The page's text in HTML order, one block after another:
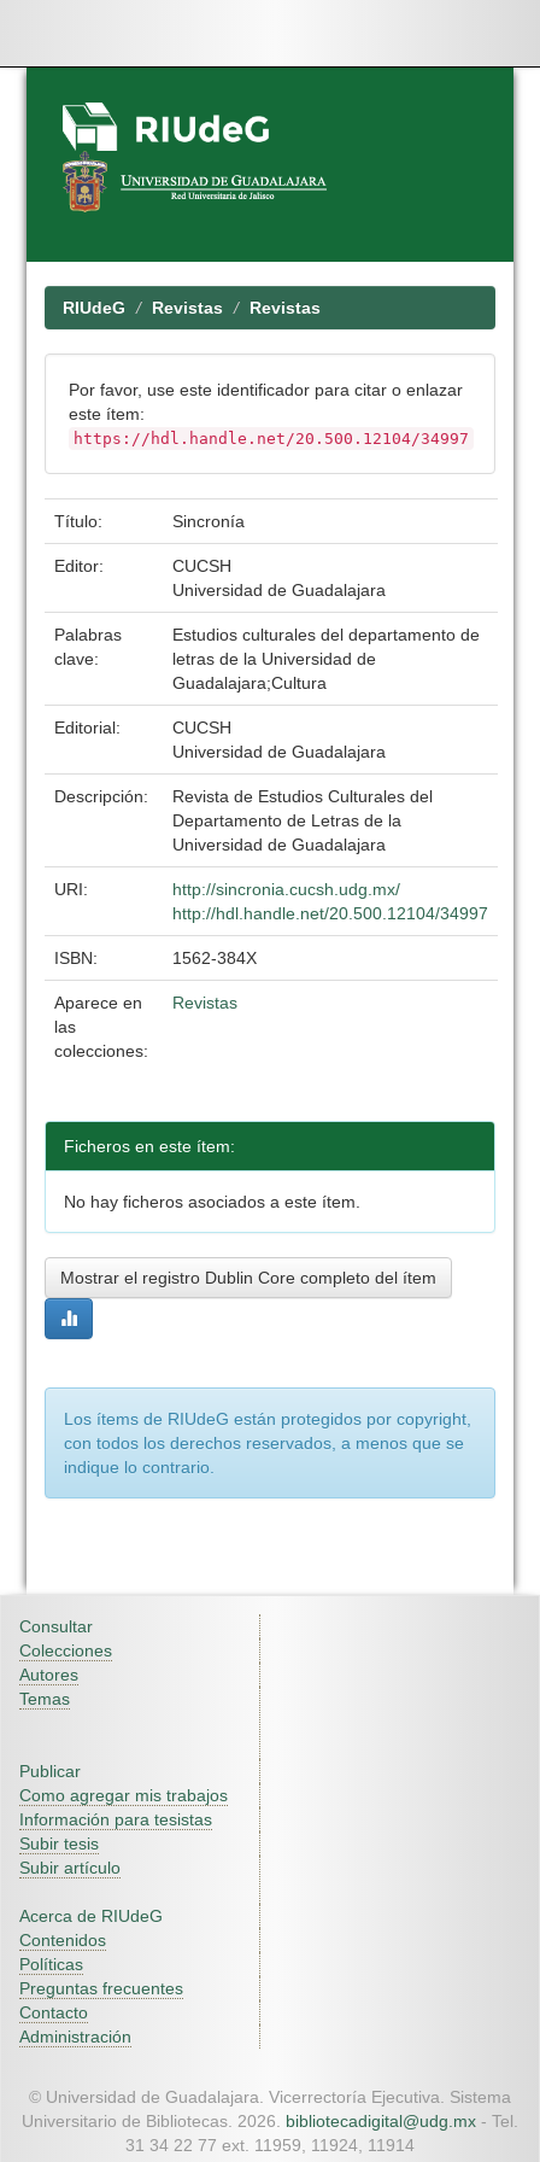
Skip
navigation
RIUdeG Revistas Revistas
Por favor, use este identificador para citar o enlazar
este ítem:
https://hdl.handle.net/20.500.12104/34997
Título: Sincronía
Editor:
CUCSH
Universidad de Guadalajara
Palabras
clave:
Estudios culturales del departamento de
letras de la Universidad de
Guadalajara;Cultura
Editorial:
CUCSH
Universidad de Guadalajara
Descripción:
Revista de Estudios Culturales del
Departamento de Letras de la
Universidad de Guadalajara
URI:
http://sincronia.cucsh.udg.mx/
http://hdl.handle.net/20.500.12104/34997
ISBN: 1562-384X
Aparece en
las
colecciones:
Revistas
Ficheros en este ítem:
No hay ficheros asociados a este ítem.
Mostrar el registro Dublin Core completo del ítem
Los ítems de RIUdeG están protegidos por copyright,
con todos los derechos reservados, a menos que se
indique lo contrario.
Consultar
Colecciones
Autores
Temas
Publicar
Como agregar mis trabajos
Información para tesistas
Subir tesis
Subir artículo
Acerca de RIUdeG
Contenidos
Políticas
Preguntas frecuentes
Contacto
Administración
© Universidad de Guadalajara. Vicerrectoría Ejecutiva. Sistema
Universitario de Bibliotecas. 2026. bibliotecadigital@udg.mx - Tel.
31 34 22 77 ext. 11959, 11924, 11914